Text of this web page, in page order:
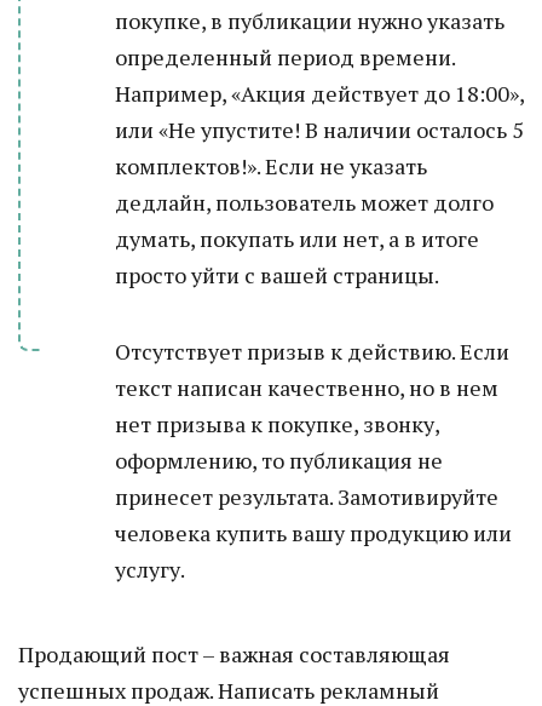
покупке, в публикации нужно указать
определенный период времени.
Например, «Акция действует до 18:00»,
или «Не упустите! В наличии осталось 5
комплектов!». Если не указать
дедлайн, пользователь может долго
думать, покупать или нет, а в итоге
просто уйти с вашей страницы.
Отсутствует призыв к действию. Если
текст написан качественно, но в нем
нет призыва к покупке, звонку,
оформлению, то публикация не
принесет результата. Замотивируйте
человека купить вашу продукцию или
услугу.
Продающий пост – важная составляющая
успешных продаж. Написать рекламный